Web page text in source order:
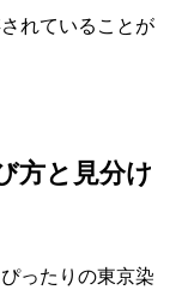
れていることが
方と見分け
ったりの東京染